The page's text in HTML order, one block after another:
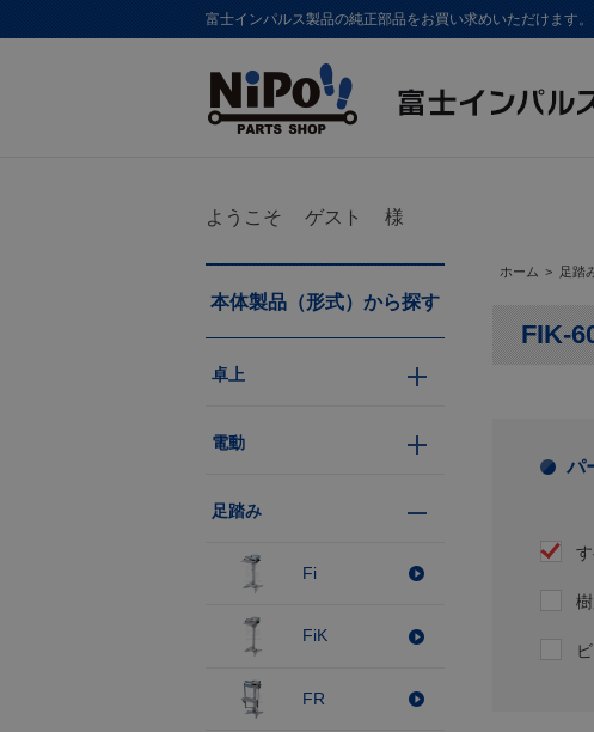
富士インパルス製品の純正部品をお買い求めいただけます
ようこそ ゲスト 様
ホーム > 足踏
FIK-
パ
本体製品（形式）から探す
卓上
電動
足踏み
Fi
FiK
FR